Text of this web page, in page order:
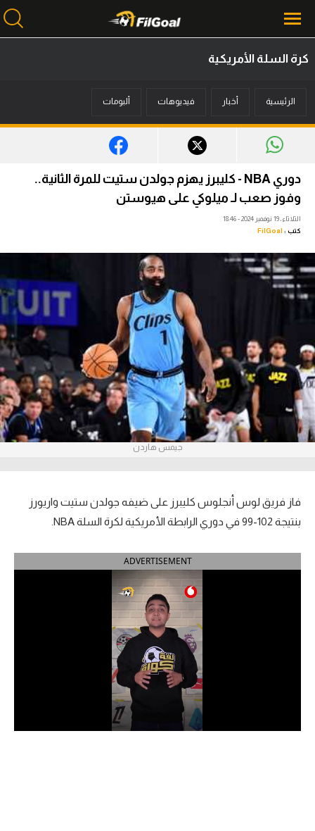
أخبار
ميركاتو
فانتازي في الجول
مسابقة التوقعات
فيديوهات
آراء حرة
ركن الألعاب
بطولات
أمريكا 2026
الدوري الإنجليزي الممتاز
الدوري الإسباني
الدوري السعودي للمحترفين
كرة السلة الأمريكية
الرئيسية أخبار فيديوهات ألبومات
دوري NBA - كليبرز يهزم جولدن ستيت للمرة الثانية..
وفوز صعب لـ ميلوكي على هيوستن
الثلاثاء، 19 نوفمبر 2024 - 18:46
كتب : FilGoal
جيمس هاردن
فاز فريق لوس أنجلوس كليبرز على ضيفه جولدن ستيت واريورز
بنتيجة 102-99 في دوري الرابطة الأمريكية لكرة السلة NBA.
ADVERTISEMENT